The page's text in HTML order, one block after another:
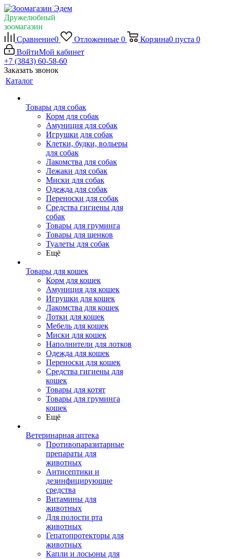
Дружелюбный
зоомагазин
Сравнение0 Отложенные 0 Корзина0 пуста 0
ВойтиМой кабинет
+7 (3843) 60-58-60
Заказать звонок
Каталог
Товары для собак
Корм для собак
Амуниция для собак
Игрушки для собак
Клетки, будки, вольеры
для собак
Лакомства для собак
Лежаки для собак
Миски для собак
Одежда для собак
Переноски для собак
Средства гигиены для
собак
Товары для груминга
Товары для щенков
Туалеты для собак
Ещё
Товары для кошек
Корм для кошек
Амуниция для кошек
Игрушки для кошек
Лакомства для кошек
Лотки для кошек
Мебель для кошек
Миски для кошек
Наполнители для лотков
Одежда для кошек
Переноски для кошек
Средства гигиены для
кошек
Товары для котят
Товары для груминга
кошек
Ещё
Ветеринарная аптека
Противопаразитарные
препараты для
животных
Антисептики и
дезинфицирующие
средства
Витамины для
животных
Для полости рта
животных
Гепатопротекторы для
животных
Капли и лосьоны для